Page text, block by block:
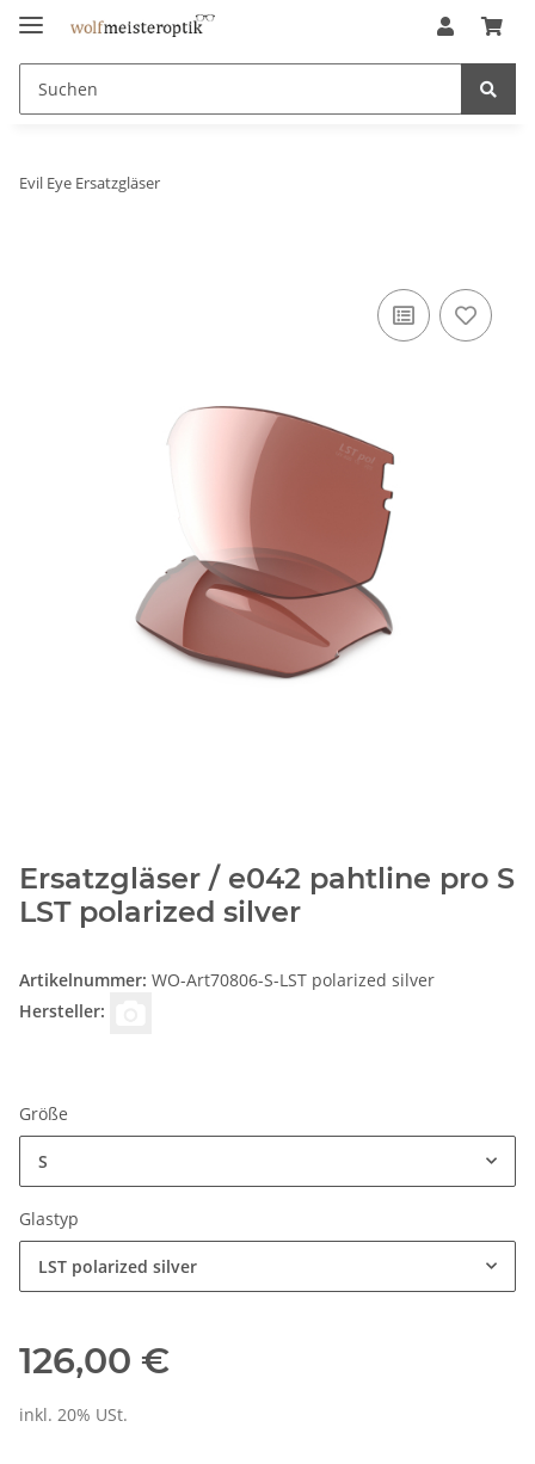
Evil Eye Ersatzgläser
Ersatzgläser / e042 pahtline pro S
LST polarized silver
Artikelnummer: WO-Art70806-S-LST polarized silver
Hersteller:
Größe
S
Glastyp
LST polarized silver
126,00 €
inkl. 20% USt.